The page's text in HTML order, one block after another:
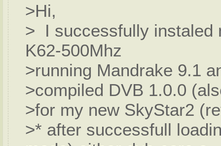
>Hi,
> I successfully instaled
K62-500Mhz
>running Mandrake 9.1
>compiled DVB 1.0.0
>for my new SkyStar2
>* after successfull